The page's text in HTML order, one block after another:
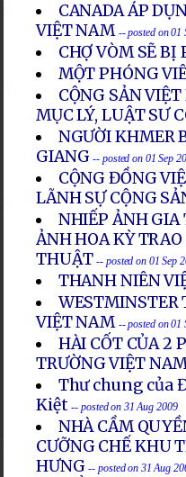
CANADA ÁP
VIỆT NAM -- posted on 01
CHỢ VÒM SẼ BỊ
MỘT PHÓNG
CỘNG SẢN
MỤC LÝ, LUẬT SƯ
NGƯỜI KHMER
GIANG -- posted on 01 Sep
CỘNG ĐỒNG
LÃNH SỰ CỘNG
NHIẾP ẢNH GIA
ẢNH HOA KỲ
THUẬT -- posted on 01 Sep
THANH NIÊN
WESTMINSTER
VIỆT NAM -- posted on 01
HÀI CỐT CỦA 2
TRƯỜNG VIỆT
Thư chung của
Kiệt -- posted on 31 Aug 2009
NHÀ CẦM
CƯỠNG CHẾ KHU
HƯNG -- posted on 31 Aug